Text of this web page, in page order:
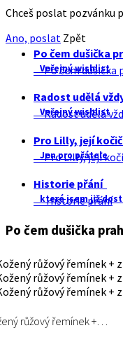
Chceš poslat pozvánku
Ano, poslat Zpět
Po čem dušička
Veřejný wishlist
Po čem dušička
Radost udělá
Veřejný wishlist
Radost udělá
Pro Lilly, její
Jen pro přátele
Pro Lilly, její
Historie přání
které jsem již
Historie přání
Po čem dušička
růžový řemínek +…